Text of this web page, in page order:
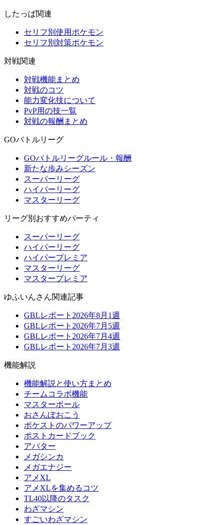
したっぱ関連
セリフ別使用ポケモン
セリフ別対策ポケモン
対戦関連
対戦機能まとめ
対戦のコツ
能力変化技について
PvP用の技一覧
対戦の報酬まとめ
GOバトルリーグ
GOバトルリーグルール・報酬
新たな歩みシーズン
スーパーリーグ
ハイパーリーグ
マスターリーグ
リーグ別おすすめパーティ
スーパーリーグ
ハイパーリーグ
ハイパープレミア
マスターリーグ
マスタープレミア
ゆふいんさん関連記事
GBLレポート2026年8月1週
GBLレポート2026年7月5週
GBLレポート2026年7月4週
GBLレポート2026年7月3週
機能解説
機能解説と使い方まとめ
チームコラボ機能
マスターボール
おさんぽおこう
ポケストのパワーアップ
ポストカードブック
アバター
メガシンカ
メガエナジー
アメXL
アメXLを集めるコツ
TL40以降のタスク
わざマシン
すごいわざマシン